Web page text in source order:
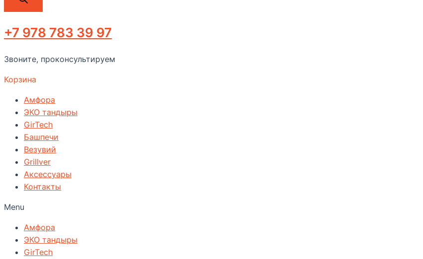
+7 978 783 39 97
Звоните, проконсультируем
Корзина
Амфора
ЭКО тандыры
GirTech
Башпечи
Везувий
Grillver
Аксессуары
Контакты
Menu
Амфора
ЭКО тандыры
GirTech